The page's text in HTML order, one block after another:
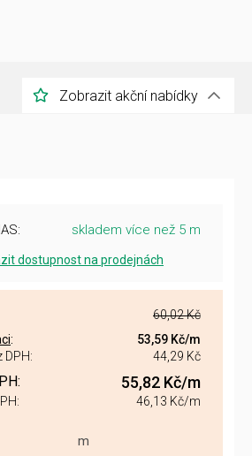
Zobrazit akční nabídky
skladem více než 5 m
dostupnost na prodejnách
60,02 Kč
: 53,59 Kč/m
DPH:
44,29 Kč
55,82 Kč/m
46,13 Kč/m
m